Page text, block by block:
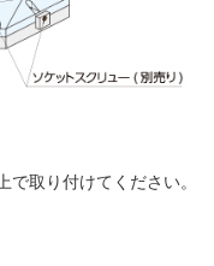
取り付けてください。